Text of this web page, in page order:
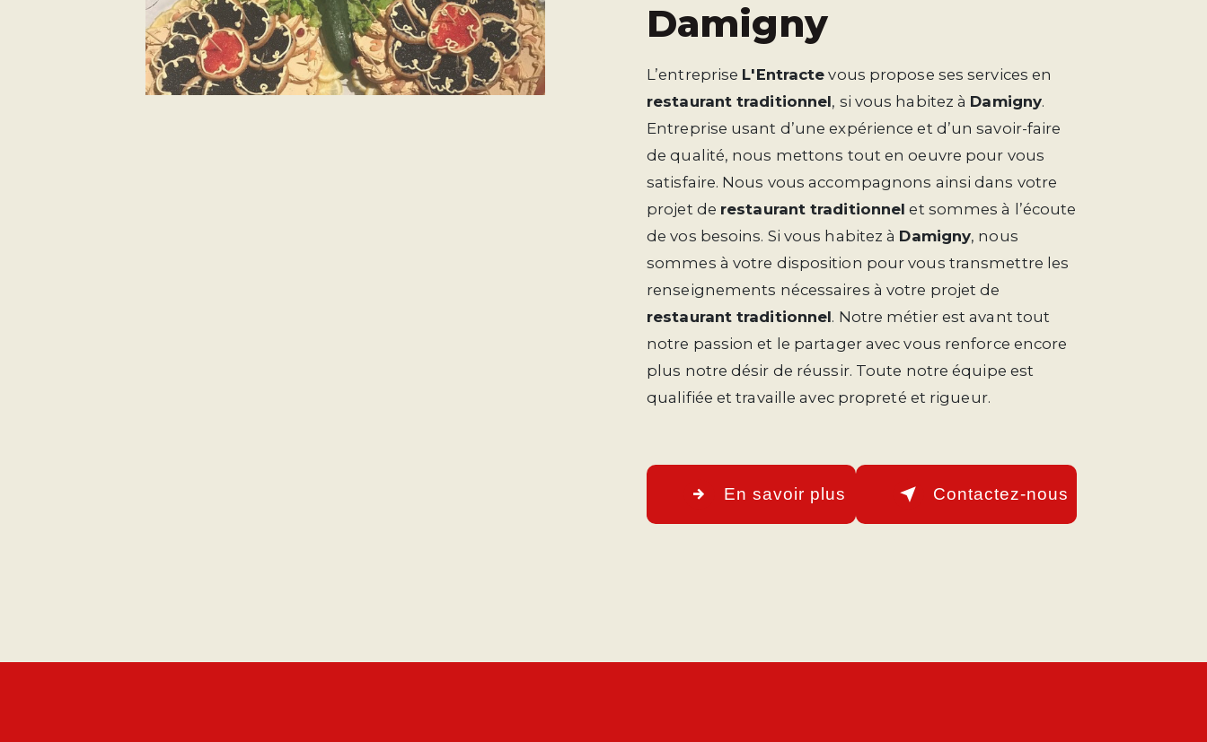
Damigny
L’entreprise L'Entracte vous propose ses services en
restaurant traditionnel, si vous habitez à Damigny.
Entreprise usant d’une expérience et d’un savoir-faire
de qualité, nous mettons tout en oeuvre pour vous
satisfaire. Nous vous accompagnons ainsi dans votre
projet de restaurant traditionnel et sommes à l’écoute
de vos besoins. Si vous habitez à Damigny, nous
sommes à votre disposition pour vous transmettre les
renseignements nécessaires à votre projet de
restaurant traditionnel. Notre métier est avant tout
notre passion et le partager avec vous renforce encore
plus notre désir de réussir. Toute notre équipe est
qualifiée et travaille avec propreté et rigueur.
En savoir plus Contactez-nous